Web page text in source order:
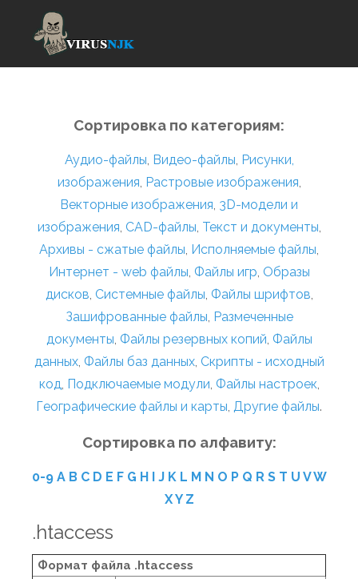
Сортировка по категориям:
Аудио-файлы, Видео-файлы, Рисунки,
изображения, Растровые изображения,
Векторные изображения, 3D-модели и
изображения, CAD-файлы, Текст и документы,
Архивы - сжатые файлы, Исполняемые файлы,
Интернет - web файлы, Файлы игр, Образы
дисков, Системные файлы, Файлы шрифтов,
Зашифрованные файлы, Размеченные
документы, Файлы резервных копий, Файлы
данных, Файлы баз данных, Скрипты - исходный
код, Подключаемые модули, Файлы настроек,
Географические файлы и карты, Другие файлы.
Сортировка по алфавиту:
0-9 A B C D E F G H I J K L M N O P Q R S T U VW
XY Z
.htaccess
Формат файла .htaccess